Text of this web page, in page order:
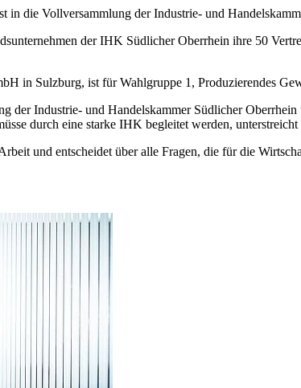
die Vollversammlung der Industrie- und
der IHK Südlicher Oberrhein ihre 50
in Sulzburg, ist für Wahlgruppe 1, Produzierendes
der Industrie- und Handelskammer Südlicher
durch eine starke IHK begleitet werden, unterstreicht
und entscheidet über alle Fragen, die für die